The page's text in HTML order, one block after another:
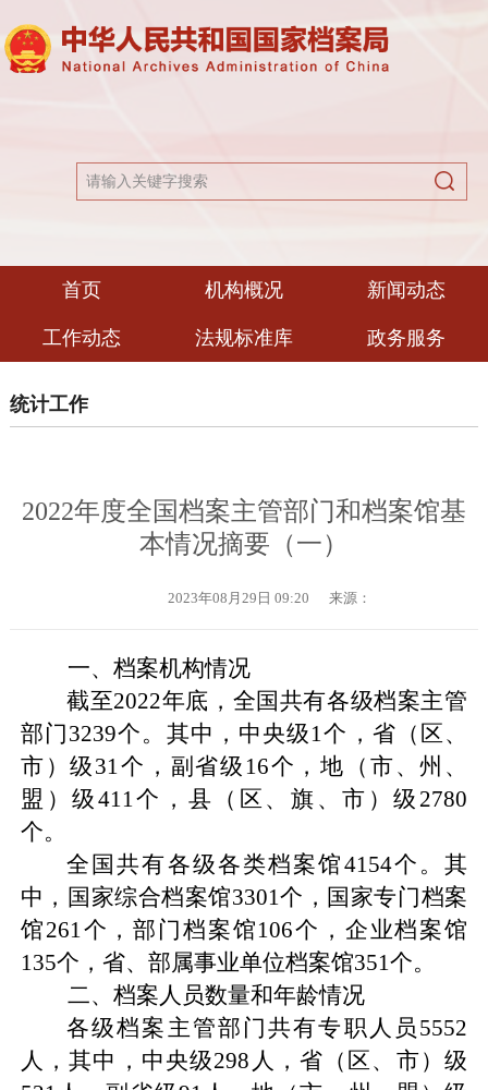
首页 机构概况 新闻动态
工作动态 法规标准库 政务服务
统计工作
2022年度全国档案主管部门和档案馆基
本情况摘要（一）
2023年08月29日 09:20 来源：
一、 档案机构情况
截至2022年底，全国共有各级档案主管
部门3239个。其中，中央级1 个，省（区、
市）级31 个，副省级 16个，地（市、州、
盟）级411 个，县（区、旗、市）级 2780
个。
全国共有各级各类档案馆4154个。其
中，国家综合档案馆3301个，国家专门档案
馆261 个，部门档案馆106个，企业档案馆
135个，省、部属事业单位档案馆351个。
二、 档案人员数量和年龄情况
各级档案主管部门共有专职人员 5552
人，其中，中央级298 人，省（区、市）级